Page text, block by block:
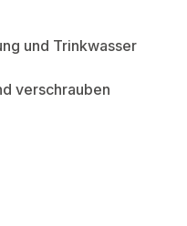
und Trinkwasser
verschrauben